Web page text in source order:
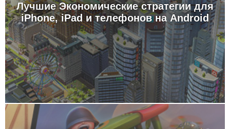
Лучшие Экономические стратегии для
iPhone, iPad и телефонов на Android